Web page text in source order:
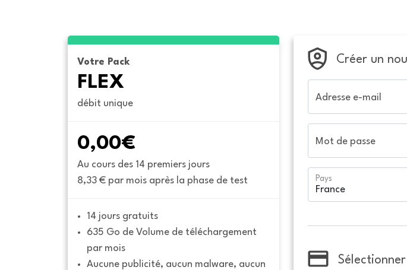
Votre Pack
FLEX
débit unique
0,00€
Au cours des 14 premiers jours
8,33 € par mois après la phase de test
14 jours gratuits
635 Go de Volume de téléchargement
par mois
Aucune publicité, aucun malware, aucun
Créer un
Adresse e-mail
Mot de passe
Pays